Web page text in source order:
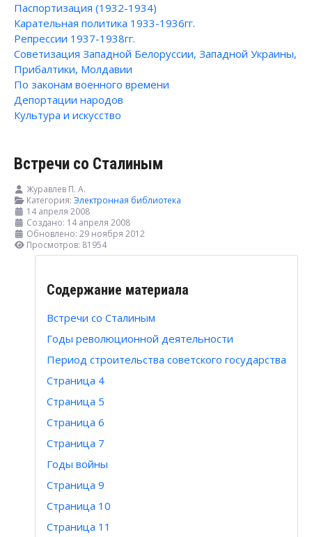
Паспортизация (1932-1934)
Карательная политика 1933-1936гг.
Репрессии 1937-1938гг.
Советизация Западной Белоруссии, Западной Украины,
Прибалтики, Молдавии
По законам военного времени
Депортации народов
Культура и искусство
Встречи со Сталиным
Журавлев П. А.
Категория: Электронная библиотека
14 апреля 2008
Создано: 14 апреля 2008
Обновлено: 29 ноября 2012
Просмотров: 81954
Содержание материала
Встречи со Сталиным
Годы революционной деятельности
Период строительства советского государства
Страница 4
Страница 5
Страница 6
Страница 7
Годы войны
Страница 9
Страница 10
Страница 11